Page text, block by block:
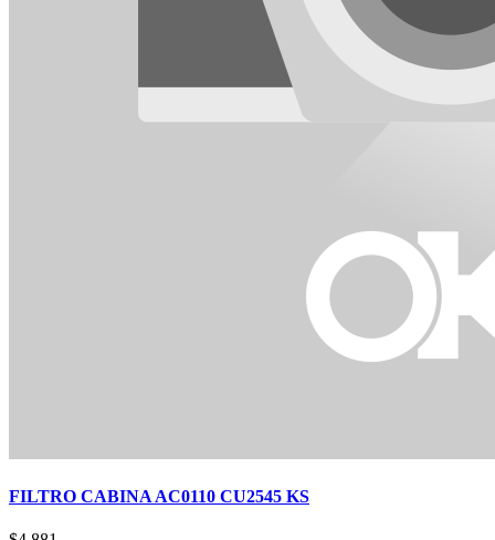
FILTRO CABINA AC0110 CU2545 KS